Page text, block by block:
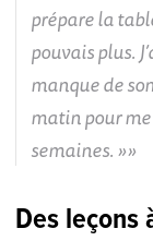
prépare la
pouvais plus.
manque de
matin pour
semaines. »
Des leçons